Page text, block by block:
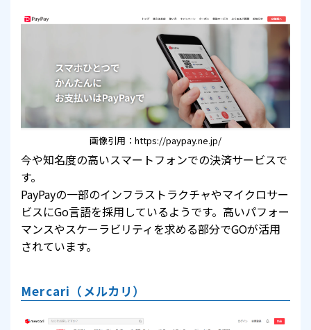
画像引用：https://paypay.ne.jp/
今や知名度の高いスマートフォンでの決済サービスで
す。
PayPayの一部のインフラストラクチャやマイクロサー
ビスにGo言語を採用しているようです。高いパフォー
マンスやスケーラビリティを求める部分でGOが活用
されています。
Mercari（メルカリ）